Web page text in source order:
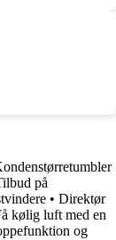
på
• Direktør
kølig luft med en
og